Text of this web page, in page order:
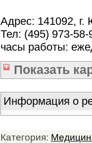
Адрес: 141092,
Тел: (495) 973-
часы работы:
Показать
Информация о
Категория: